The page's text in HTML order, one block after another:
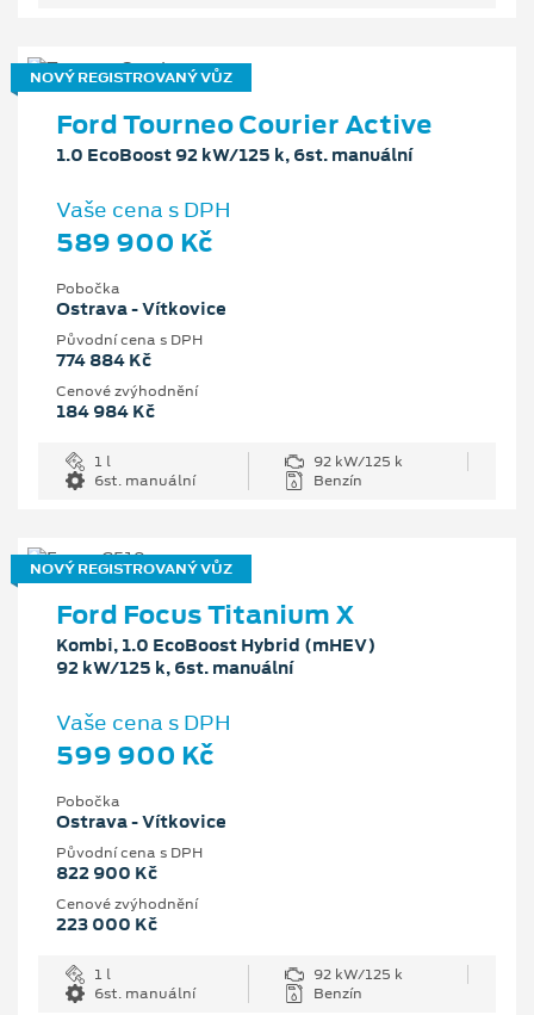
NOVÝ REGISTROVANÝ VŮZ
Ford Tourneo Courier Active
1.0 EcoBoost 92 kW/125 k, 6st. manuální
Vaše cena s DPH
589 900 Kč
Pobočka
Ostrava - Vítkovice
Původní cena s DPH
774 884 Kč
Cenové zvýhodnění
184 984 Kč
1 l
92 kW/125 k
6st. manuální
Benzín
NOVÝ REGISTROVANÝ VŮZ
Ford Focus Titanium X
Kombi, 1.0 EcoBoost Hybrid (mHEV)
92 kW/125 k, 6st. manuální
Vaše cena s DPH
599 900 Kč
Pobočka
Ostrava - Vítkovice
Původní cena s DPH
822 900 Kč
Cenové zvýhodnění
223 000 Kč
1 l
92 kW/125 k
6st. manuální
Benzín